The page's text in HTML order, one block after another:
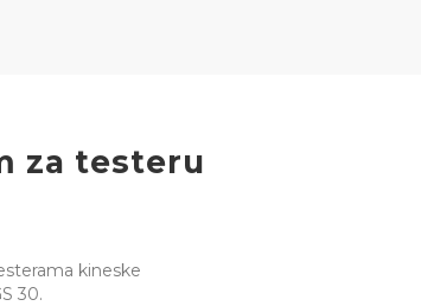
za testeru
kineske
30.